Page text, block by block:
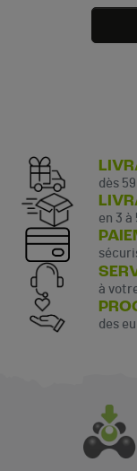
dès
en 3
à
des